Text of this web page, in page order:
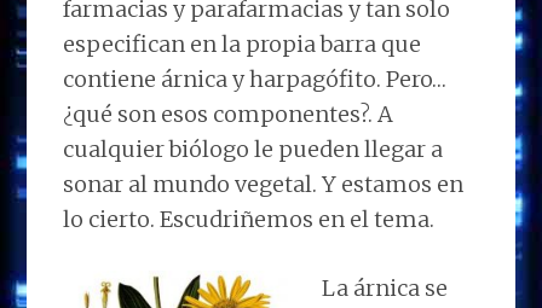
farmacias y parafarmacias y tan solo
especifican en la propia barra que
contiene árnica y harpagófito. Pero…
¿qué son esos componentes?. A
cualquier biólogo le pueden llegar a
sonar al mundo vegetal. Y estamos en
lo cierto. Escudriñemos en el tema.
La árnica se